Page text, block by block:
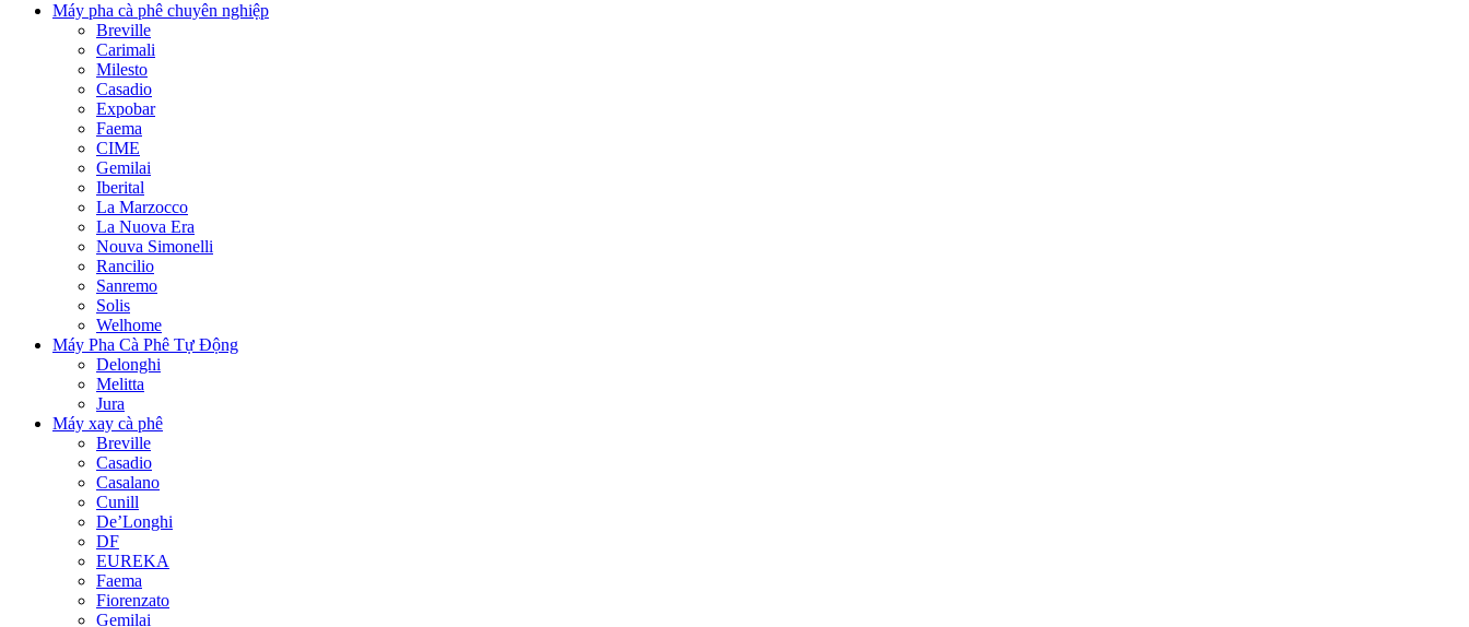
Máy pha cà phê chuyên nghiệp
Breville
Carimali
Milesto
Casadio
Expobar
Faema
CIME
Gemilai
Iberital
La Marzocco
La Nuova Era
Nouva Simonelli
Rancilio
Sanremo
Solis
Welhome
Máy Pha Cà Phê Tự Động
Delonghi
Melitta
Jura
Máy xay cà phê
Breville
Casadio
Casalano
Cunill
De’Longhi
DF
EUREKA
Faema
Fiorenzato
Gemilai